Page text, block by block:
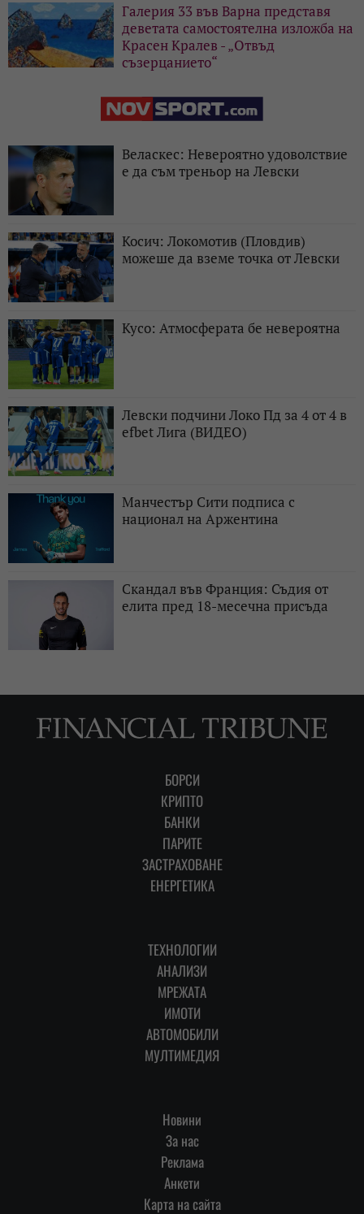
Галерия 33 във Варна представя
деветата самостоятелна изложба на
Красен Кралев - „Отвъд
съзерцанието“
Веласкес: Невероятно удоволствие
е да съм треньор на Левски
Косич: Локомотив (Пловдив)
можеше да вземе точка от Левски
Кусо: Атмосферата бе невероятна
Левски подчини Локо Пд за 4 от 4 в
efbet Лига (ВИДЕО)
Манчестър Сити подписа с
национал на Аржентина
Скандал във Франция: Съдия от
елита пред 18-месечна присъда
БОРСИ
КРИПТО
БАНКИ
ПАРИТЕ
ЗАСТРАХОВАНЕ
ЕНЕРГЕТИКА
ТЕХНОЛОГИИ
АНАЛИЗИ
МРЕЖАТА
ИМОТИ
АВТОМОБИЛИ
МУЛТИМЕДИЯ
Новини
За нас
Реклама
Анкети
Карта на сайта